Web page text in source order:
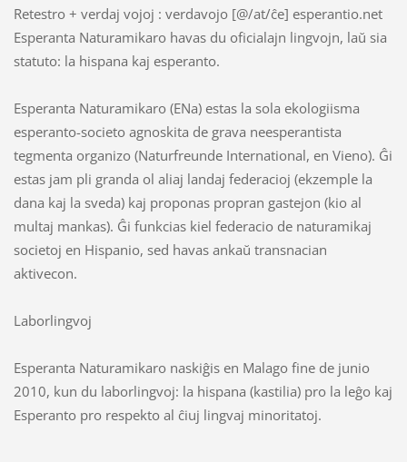
Retestro + verdaj vojoj : verdavojo [@/at/ĉe] esperantio.net
Esperanta Naturamikaro havas du oficialajn lingvojn, laŭ sia
statuto: la hispana kaj esperanto.
Esperanta Naturamikaro (ENa) estas la sola ekologiisma
esperanto-societo agnoskita de grava neesperantista
tegmenta organizo (Naturfreunde International, en Vieno). Ĝi
estas jam pli granda ol aliaj landaj federacioj (ekzemple la
dana kaj la sveda) kaj proponas propran gastejon (kio al
multaj mankas). Ĝi funkcias kiel federacio de naturamikaj
societoj en Hispanio, sed havas ankaŭ transnacian
aktivecon.
Laborlingvoj
Esperanta Naturamikaro naskiĝis en Malago fine de junio
2010, kun du laborlingvoj: la hispana (kastilia) pro la leĝo kaj
Esperanto pro respekto al ĉiuj lingvaj minoritatoj.